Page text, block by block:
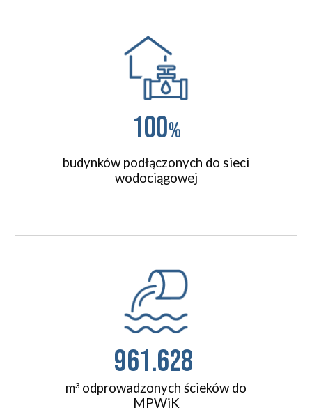
100%
budynków podłączonych do sieci
wodociągowej
961.628
m3 odprowadzonych ścieków do
MPWiK